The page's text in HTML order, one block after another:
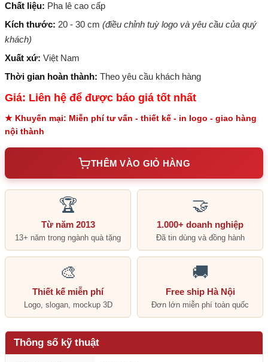
Chất liệu: Pha lê cao cấp
Kích thước: 20 - 30 cm (điều chỉnh tuỳ logo và yêu cầu của quý
khách)
Xuất xứ: Việt Nam
Thời gian hoàn thành: Theo yêu cầu khách hàng
Giá: Liên hệ để được báo giá tốt nhất
★ Khuyến mại: Miễn phí tư vấn - thiết kế - in logo - giao hàng
nội thành
THÊM VÀO GIỎ HÀNG
🏆
Từ năm 2013
13+ năm trong ngành quà tặng
🤝
1.000+ doanh nghiệp
Đã tin dùng và đồng hành
🎨
Thiết kế miễn phí
Logo, slogan, mockup 3D
🚚
Free ship Hà Nội
Đơn lớn miễn phí toàn quốc
Thông số kỹ thuật